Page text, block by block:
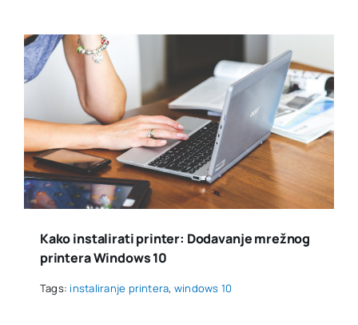
Kako instalirati printer: Dodavanje mrežnog
printera Windows 10
Tags: instaliranje printera, windows 10